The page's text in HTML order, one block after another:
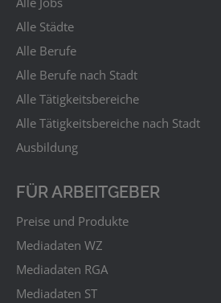
Alle Städte
Alle Berufe
Alle Berufe nach Stadt
Alle Tätigkeitsbereiche
Alle Tätigkeitsbereiche nach Stadt
Ausbildung
FÜR ARBEITGEBER
Preise und Produkte
Mediadaten WZ
Mediadaten RGA
Mediadaten ST